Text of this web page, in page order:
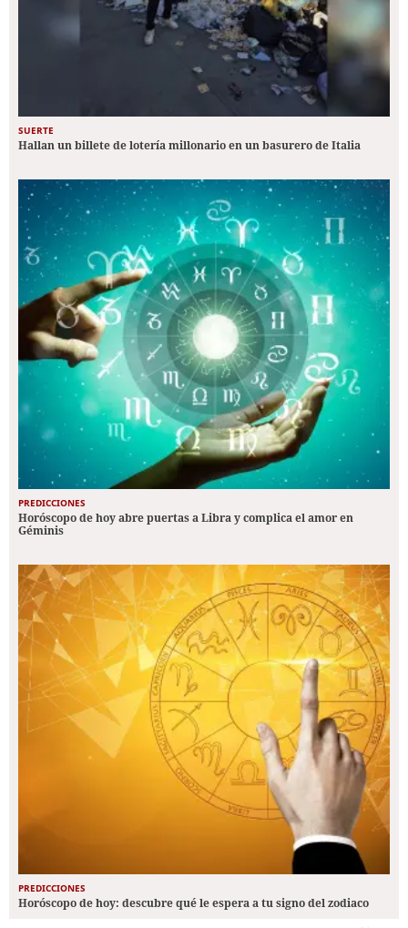
SUERTE
Hallan un billete de lotería millonario en un basurero de Italia
PREDICCIONES
Horóscopo de hoy abre puertas a Libra y complica el amor en
Géminis
PREDICCIONES
Horóscopo de hoy: descubre qué le espera a tu signo del zodiaco